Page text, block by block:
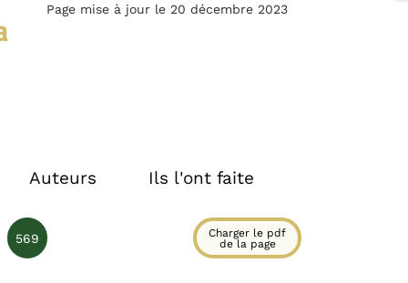
Auteurs Ils l'ont faite
Page mise à jour le 20 décembre 2023
Charger le pdf
de la page
569